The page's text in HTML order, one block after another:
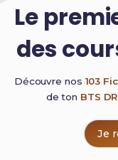
Le
des
Découvre nos 103
de ton BTS
Je